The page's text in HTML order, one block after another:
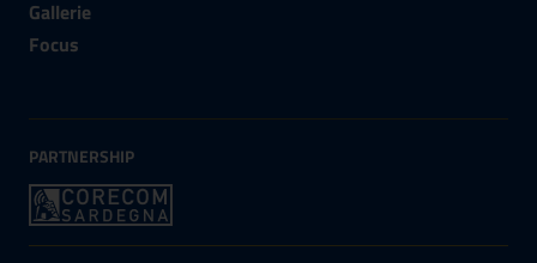
Gallerie
Focus
PARTNERSHIP